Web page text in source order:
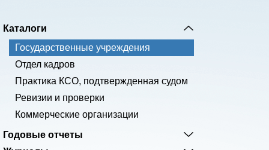
Каталоги
Государственные учреждения
Отдел кадров
Практика КСО, подтвержденная судом
Ревизии и проверки
Коммерческие организации
Годовые отчеты